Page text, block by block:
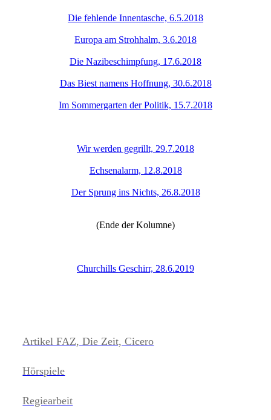
Die fehlende Innentasche, 6.5.2018
Europa am Strohhalm, 3.6.2018
Die Nazibeschimpfung, 17.6.2018
Das Biest namens Hoffnung, 30.6.2018
Im Sommergarten der Politik, 15.7.2018
Wir werden gegrillt, 29.7.2018
Echsenalarm, 12.8.2018
Der Sprung ins Nichts, 26.8.2018
(Ende der Kolumne)
Churchills Geschirr, 28.6.2019
Artikel FAZ, Die Zeit, Cicero
Hörspiele
Regiearbeit